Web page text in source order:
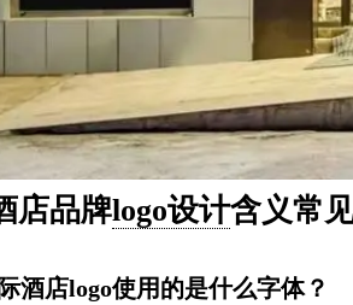
店品牌logo设计含义常
酒店logo使用的是什么字体？